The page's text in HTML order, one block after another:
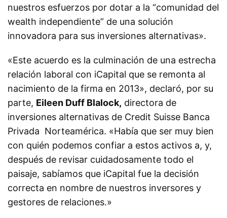
nuestros esfuerzos por dotar a la “comunidad del
wealth independiente” de una solución
innovadora para sus inversiones alternativas».
«Este acuerdo es la culminación de una estrecha
relación laboral con iCapital que se remonta al
nacimiento de la firma en 2013», declaró, por su
parte, Eileen Duff Blalock, directora de
inversiones alternativas de Credit Suisse Banca
Privada Norteamérica. «Había que ser muy bien
con quién podemos confiar a estos activos a, y,
después de revisar cuidadosamente todo el
paisaje, sabíamos que iCapital fue la decisión
correcta en nombre de nuestros inversores y
gestores de relaciones.»